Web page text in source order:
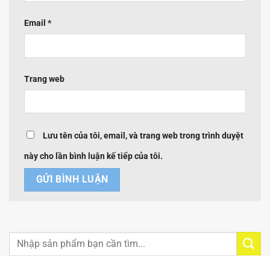
Email *
Trang web
Lưu tên của tôi, email, và trang web trong trình duyệt
này cho lần bình luận kế tiếp của tôi.